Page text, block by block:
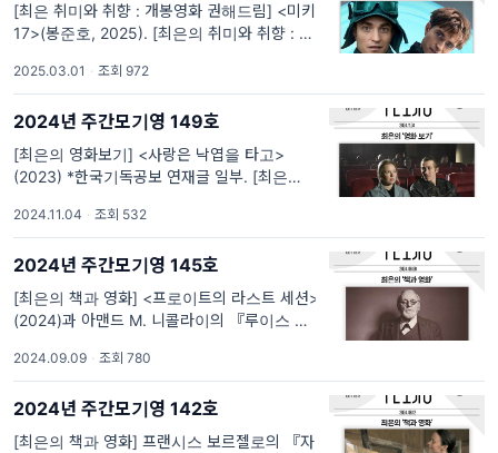
[최은 취미와 취향 : 개봉영화 권해드림] <미키
17>(봉준호, 2025). [최은의 취미와 취향 : 개
공존을 가능하게 하는 ‘이름’ 봉준호 감독의 8
번째 장편이자 할리우드에서 제작한 세 번째 작
품인 <미
2025.03.01 · 조회 972
2024년 주간모기영 149호
[최은의 영화보기] <사랑은 낙엽을 타고>
(2023) *한국기독공보 연재글 일부. [최은의
연가, <사랑은 낙엽을 타고>(2023) * 한국기
독공보에 실린 글의 일부를 발췌하였습니다.
(전문 링크 : https://pc
2024.11.04 · 조회 532
2024년 주간모기영 145호
[최은의 책과 영화] <프로이트의 라스트 세션>
(2024)과 아맨드 M. 니콜라이의 『루이스 vs.
화] <프로이트의 라스트 세션>(2024)과 아맨
드 M. 니콜라이의 『루이스 vs. 프로이트』(홍
성사, 2004) 아마도 루이스와 프...
2024.09.09 · 조회 780
2024년 주간모기영 142호
[최은의 책과 영화] 프랜시스 보르젤로의 『자